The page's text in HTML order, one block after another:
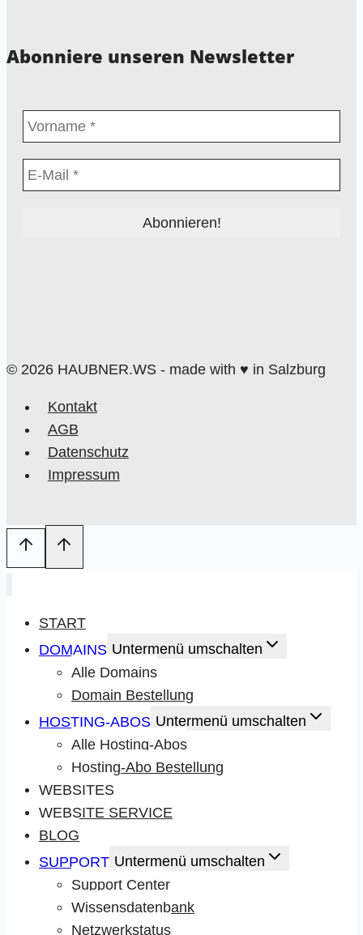
Abonniere unseren Newsletter
© 2026 HAUBNER.WS - made with ♥ in Salzburg
Kontakt
AGB
Datenschutz
Impressum
START
DOMAINS Untermenü umschalten
Alle Domains
Domain Bestellung
HOSTING-ABOS Untermenü umschalten
Alle Hosting-Abos
Hosting-Abo Bestellung
WEBSITES
WEBSITE SERVICE
BLOG
SUPPORT Untermenü umschalten
Support Center
Wissensdatenbank
Netzwerkstatus